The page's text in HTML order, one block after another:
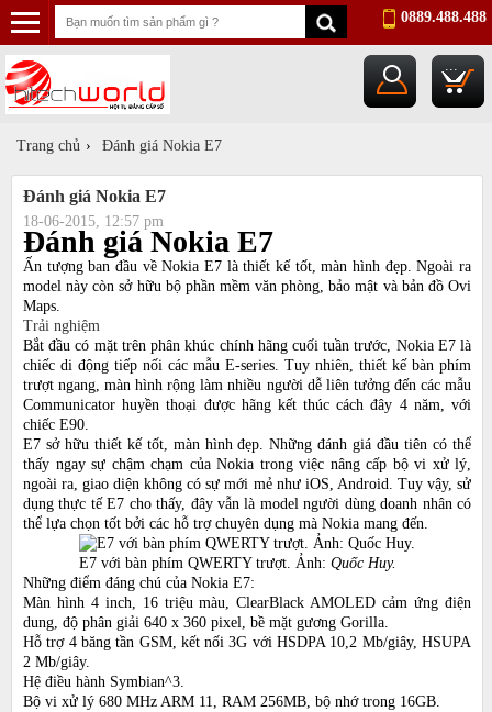
0889.488.488
...
Trang chủ › Đánh giá Nokia E7
Đánh giá Nokia E7
18-06-2015, 12:57 pm
Đánh giá Nokia E7
Ấn tượng ban đầu về Nokia E7 là thiết kế tốt, màn hình đẹp. Ngoài ra
model này còn sở hữu bộ phần mềm văn phòng, bảo mật và bản đồ Ovi
Maps.
Trải nghiệm
Bắt đầu có mặt trên phân khúc chính hãng cuối tuần trước, Nokia E7 là
chiếc di động tiếp nối các mẫu E-series. Tuy nhiên, thiết kế bàn phím
trượt ngang, màn hình rộng làm nhiều người dễ liên tưởng đến các mẫu
Communicator huyền thoại được hãng kết thúc cách đây 4 năm, với
chiếc E90.
E7 sở hữu thiết kế tốt, màn hình đẹp. Những đánh giá đầu tiên có thể
thấy ngay sự chậm chạm của Nokia trong việc nâng cấp bộ vi xử lý,
ngoài ra, giao diện không có sự mới mẻ như iOS, Android. Tuy vậy, sử
dụng thực tế E7 cho thấy, đây vẫn là model người dùng doanh nhân có
thể lựa chọn tốt bởi các hỗ trợ chuyên dụng mà Nokia mang đến.
E7 với bàn phím QWERTY trượt. Ảnh: Quốc Huy.
Những điểm đáng chú của Nokia E7:
Màn hình 4 inch, 16 triệu màu, ClearBlack AMOLED cảm ứng điện
dung, độ phân giải 640 x 360 pixel, bề mặt gương Gorilla.
Hỗ trợ 4 băng tần GSM, kết nối 3G với HSDPA 10,2 Mb/giây, HSUPA
2 Mb/giây.
Hệ điều hành Symbian^3.
Bộ vi xử lý 680 MHz ARM 11, RAM 256MB, bộ nhớ trong 16GB.